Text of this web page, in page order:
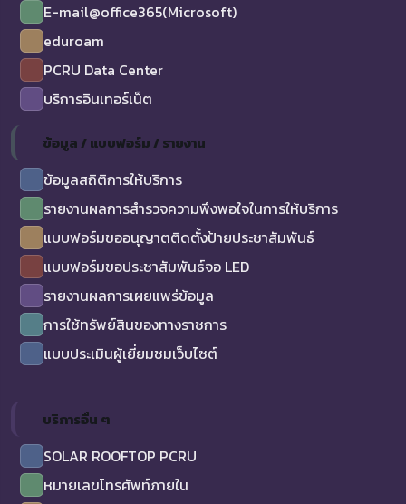
E-mail@office365(Microsoft)
eduroam
PCRU Data Center
บริการอินเทอร์เน็ต
ข้อมูล / แบบฟอร์ม / รายงาน
ข้อมูลสถิติการให้บริการ
รายงานผลการสำรวจความพึงพอใจในการให้บริการ
แบบฟอร์มขออนุญาตติดตั้งป้ายประชาสัมพันธ์
แบบฟอร์มขอประชาสัมพันธ์จอ LED
รายงานผลการเผยแพร่ข้อมูล
การใช้ทรัพย์สินของทางราชการ
แบบประเมินผู้เยี่ยมชมเว็บไซต์
บริการอื่น ๆ
SOLAR ROOFTOP PCRU
หมายเลขโทรศัพท์ภายใน